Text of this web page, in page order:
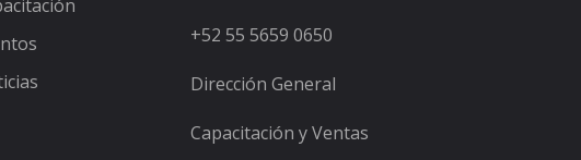
+52 55 5659 0650
Dirección General
Capacitación y Ventas